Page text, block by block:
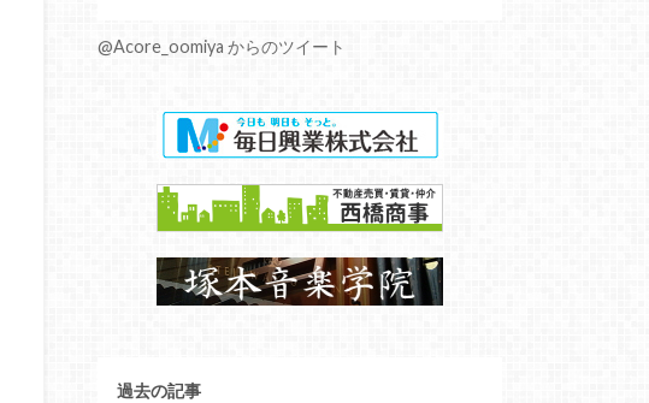
@Acore_oomiya からのツイート
過去の記事